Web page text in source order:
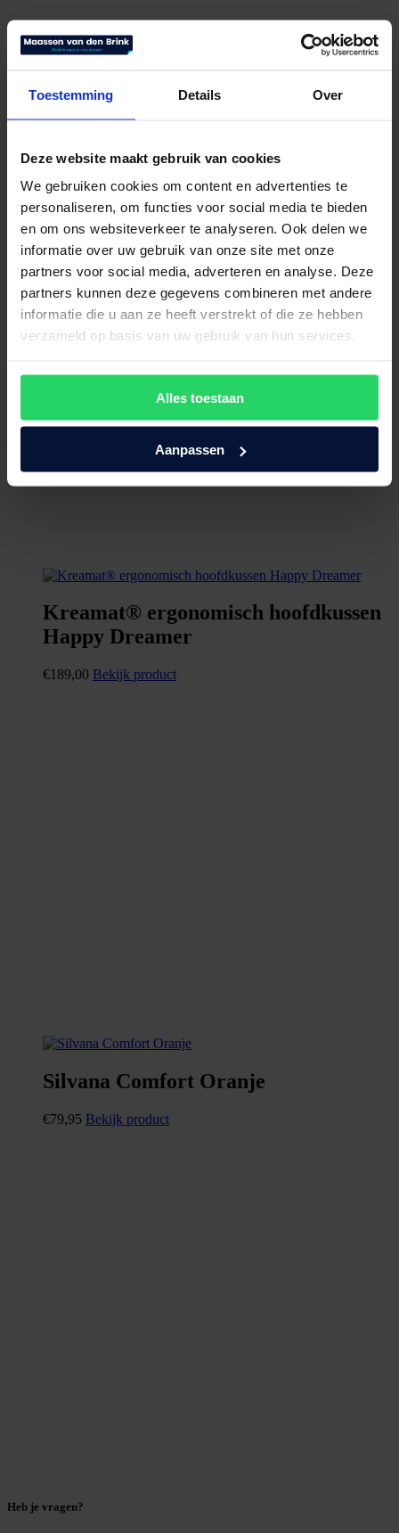
Toestemming Details Over
Deze website maakt gebruik van cookies
We gebruiken cookies om content en advertenties te
personaliseren, om functies voor social media te bieden
en om ons websiteverkeer te analyseren. Ook delen we
informatie over uw gebruik van onze site met onze
partners voor social media, adverteren en analyse. Deze
partners kunnen deze gegevens combineren met andere
informatie die u aan ze heeft verstrekt of die ze hebben
verzameld op basis van uw gebruik van hun services.
Alles toestaan
Aanpassen
Auping hoofdkussen Dew
€99,00 Bekijk product
Kreamat® ergonomisch hoofdkussen
Happy Dreamer
€189,00 Bekijk product
Silvana Comfort Oranje
€79,95 Bekijk product
Heb je vragen?